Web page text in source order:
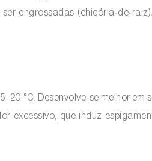
engrossadas
°C. Desenvolve‑se melhor em
excessivo, que induz